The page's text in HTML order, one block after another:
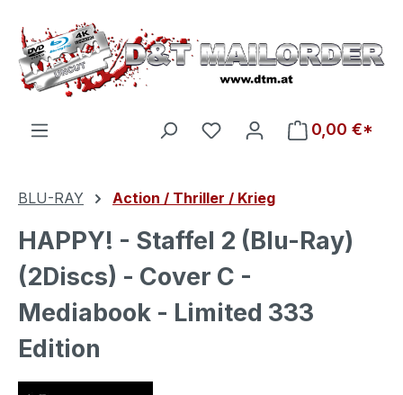
Zum Hauptinhalt springen
Du hast 0 Produkte auf
0,00 €*
BLU-RAY Action / Thriller / Krieg
HAPPY! - Staffel 2 (Blu-Ray)
(2Discs) - Cover C -
Mediabook - Limited 333
Edition